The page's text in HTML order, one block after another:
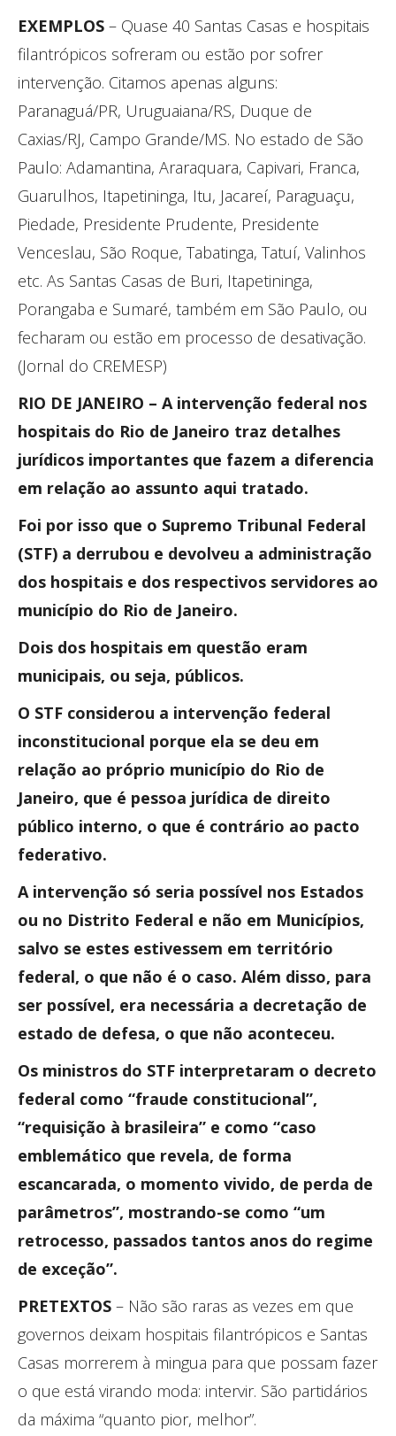
EXEMPLOS – Quase 40 Santas Casas e hospitais
filantrópicos sofreram ou estão por sofrer
intervenção. Citamos apenas alguns:
Paranaguá/PR, Uruguaiana/RS, Duque de
Caxias/RJ, Campo Grande/MS. No estado de São
Paulo: Adamantina, Araraquara, Capivari, Franca,
Guarulhos, Itapetininga, Itu, Jacareí, Paraguaçu,
Piedade, Presidente Prudente, Presidente
Venceslau, São Roque, Tabatinga, Tatuí, Valinhos
etc. As Santas Casas de Buri, Itapetininga,
Porangaba e Sumaré, também em São Paulo, ou
fecharam ou estão em processo de desativação.
(Jornal do CREMESP)
RIO DE JANEIRO – A intervenção federal nos
hospitais do Rio de Janeiro traz detalhes
jurídicos importantes que fazem a diferencia
em relação ao assunto aqui tratado.
Foi por isso que o Supremo Tribunal Federal
(STF) a derrubou e devolveu a administração
dos hospitais e dos respectivos servidores ao
município do Rio de Janeiro.
Dois dos hospitais em questão eram
municipais, ou seja, públicos.
O STF considerou a intervenção federal
inconstitucional porque ela se deu em
relação ao próprio município do Rio de
Janeiro, que é pessoa jurídica de direito
público interno, o que é contrário ao pacto
federativo.
A intervenção só seria possível nos Estados
ou no Distrito Federal e não em Municípios,
salvo se estes estivessem em território
federal, o que não é o caso. Além disso, para
ser possível, era necessária a decretação de
estado de defesa, o que não aconteceu.
Os ministros do STF interpretaram o decreto
federal como “fraude constitucional”,
“requisição à brasileira” e como “caso
emblemático que revela, de forma
escancarada, o momento vivido, de perda de
parâmetros”, mostrando-se como “um
retrocesso, passados tantos anos do regime
de exceção”.
PRETEXTOS – Não são raras as vezes em que
governos deixam hospitais filantrópicos e Santas
Casas morrerem à mingua para que possam fazer
o que está virando moda: intervir. São partidários
da máxima “quanto pior, melhor”.